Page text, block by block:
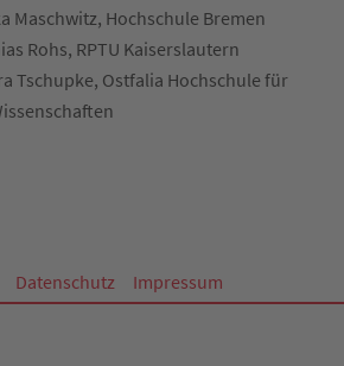
Maschwitz, Hochschule Bremen
Rohs, RPTU Kaiserslautern
Tschupke, Ostfalia Hochschule für
Datenschutz Impressum